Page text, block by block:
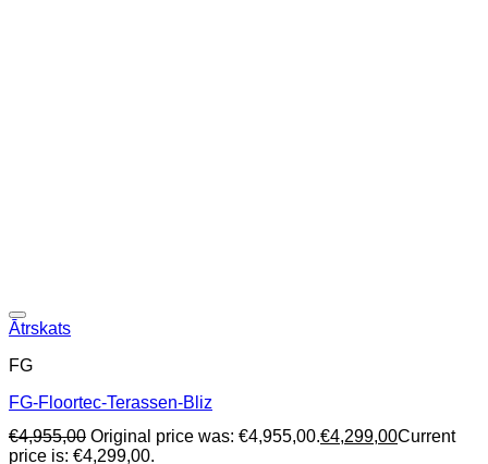
Ātrskats
FG
FG-Floortec-Terassen-Bliz
€4,955,00 Original price was: €4,955,00.€4,299,00Current
price is: €4,299,00.